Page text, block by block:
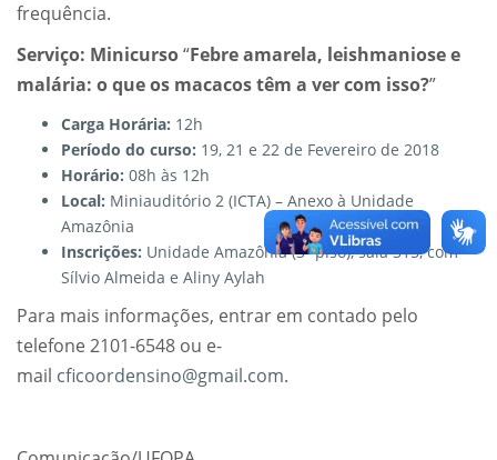
frequência.
Serviço: Minicurso“Febre amarela, leishmaniose e
malária: o que os macacos têm a ver com isso?”
Carga Horária: 12h
Período do curso: 19, 21 e 22 de Fevereiro de 2018
Horário: 08h às 12h
Local: Miniauditório 2 (ICTA) – Anexo à Unidade
Amazônia
Inscrições: Unidade Amazônia (3º piso), sala 315, com
Sílvio Almeida e Aliny Aylah
Para mais informações, entrar em contado pelo
telefone 2101-6548 ou e-
mail cficoordensino@gmail.com.